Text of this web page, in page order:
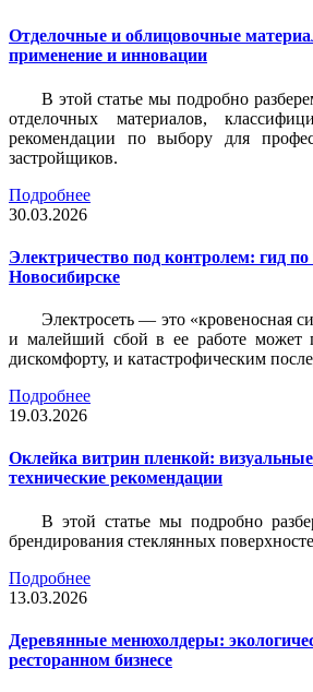
Отделочные и облицовочные
применение и инновации
В этой статье мы подробно
отделочных материалов,
рекомендации по выбору для
застройщиков.
Подробнее
30.03.2026
Электричество под контролем: гид
Новосибирске
Электросеть — это «кровеносная
и малейший сбой в ее работе может
дискомфорту, и катастрофическим
Подробнее
19.03.2026
Оклейка витрин пленкой:
технические рекомендации
В этой статье мы подробно
брендирования стеклянных
Подробнее
13.03.2026
Деревянные менюхолдеры:
ресторанном бизнесе